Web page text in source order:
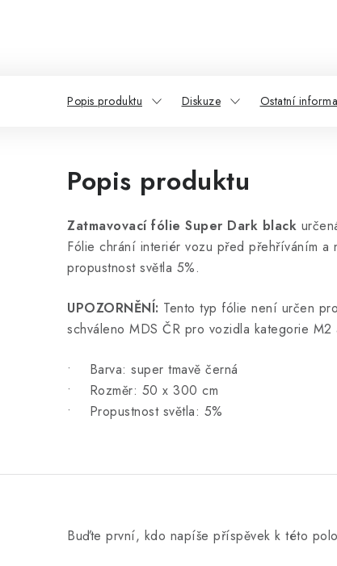
Popis produktu Diskuze Ostatní
Popis produktu
Zatmavovací fólie Super Dark black
Fólie chrání interiér vozu před přehříváním
propustnost světla 5%.
UPOZORNĚNÍ: Tento typ fólie není určen
schváleno MDS ČR pro vozidla kategorie M2
• Barva: super tmavě černá
• Rozměr: 50 x 300 cm
• Propustnost světla: 5%
Buďte první, kdo napíše příspěvek k této